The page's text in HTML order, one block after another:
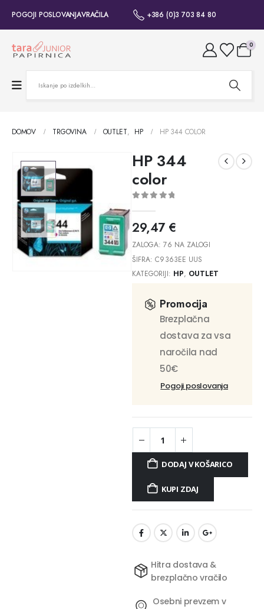
POGOJI POSLOVANJAVRAČILA +386 (0)3 703 84 80
0
DOMOV TRGOVINA OUTLET, HP HP 344 COLOR
HP 344
color
29,47 €
ZALOGA:76 NA ZALOGI
ŠIFRA:C9363EE UUS
KATEGORIJI: HP, OUTLET
Promocija
Brezplačna
dostava za vsa
naročila nad
50€
Pogoji poslovanja
DODAJ V KOŠARICO
KUPI ZDAJ
Hitra dostava &
brezplačno vračilo
Osebni prevzem v